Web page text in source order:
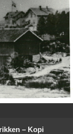
– Kopi